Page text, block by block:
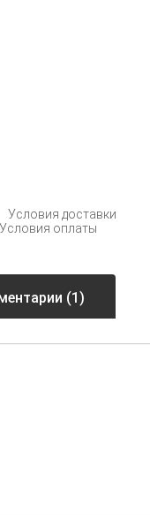
Условия доставки
Условия оплаты
(1)